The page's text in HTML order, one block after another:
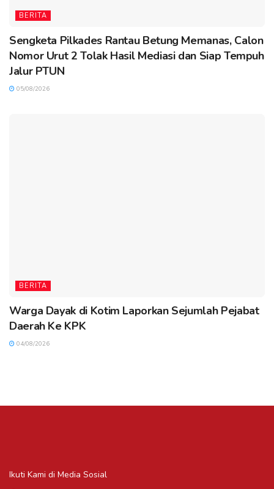
BERITA
Sengketa Pilkades Rantau Betung Memanas, Calon
Nomor Urut 2 Tolak Hasil Mediasi dan Siap Tempuh
Jalur PTUN
05/08/2026
BERITA
Warga Dayak di Kotim Laporkan Sejumlah Pejabat
Daerah Ke KPK
04/08/2026
Ikuti Kami di Media Sosial